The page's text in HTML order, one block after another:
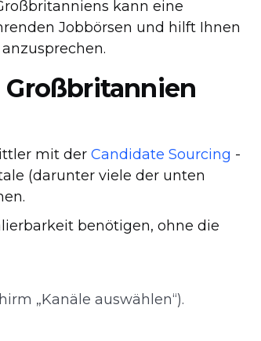
kann eine
Jobbörsen und hilft Ihnen
Großbritannien
mit der Candidate Sourcing -
(darunter viele der unten
benötigen, ohne die
„Kanäle auswählen“).